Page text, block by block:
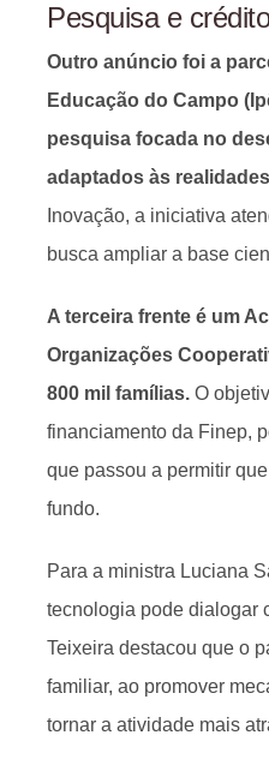
Pesquisa e crédito
Outro anúncio foi a
Educação do Campo
pesquisa focada no
adaptados às
Inovação, a iniciativa
busca ampliar a base
A terceira frente é um
Organizações
800 mil famílias. O
financiamento da Finep,
que passou a permitir
fundo.
Para a ministra Luciana
tecnologia pode dialogar
Teixeira destacou que o
familiar, ao promover
tornar a atividade mais